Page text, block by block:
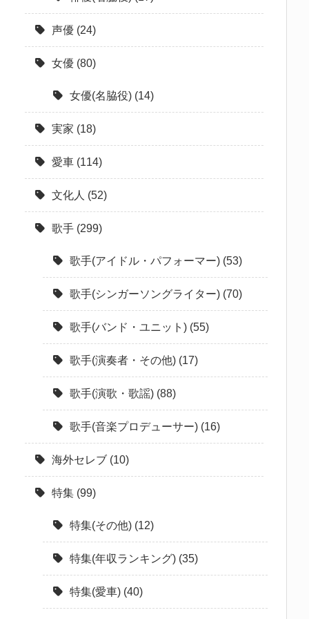
声優 (24)
女優 (80)
女優(名脇役) (14)
実家 (18)
愛車 (114)
文化人 (52)
歌手 (299)
歌手(アイドル・パフォーマー) (53)
歌手(シンガーソングライター) (70)
歌手(バンド・ユニット) (55)
歌手(演奏者・その他) (17)
歌手(演歌・歌謡) (88)
歌手(音楽プロデューサー) (16)
海外セレブ (10)
特集 (99)
特集(その他) (12)
特集(年収ランキング) (35)
特集(愛車) (40)